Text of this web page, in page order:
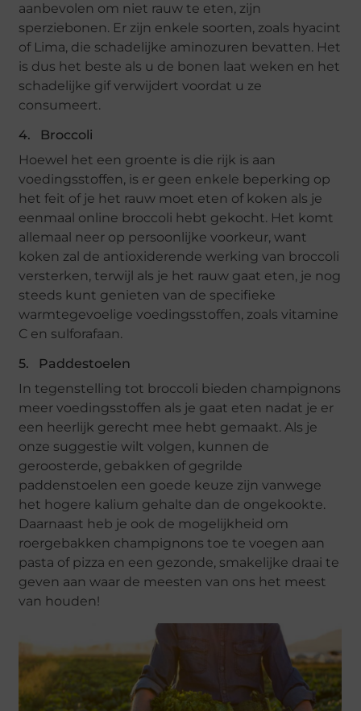
aanbevolen om niet rauw te eten, zijn
sperziebonen. Er zijn enkele soorten, zoals hyacint
of Lima, die schadelijke aminozuren bevatten. Het
is dus het beste als u de bonen laat weken en het
schadelijke gif verwijdert voordat u ze
consumeert.
4. Broccoli
Hoewel het een groente is die rijk is aan
voedingsstoffen, is er geen enkele beperking op
het feit of je het rauw moet eten of koken als je
eenmaal online broccoli hebt gekocht. Het komt
allemaal neer op persoonlijke voorkeur, want
koken zal de antioxiderende werking van broccoli
versterken, terwijl als je het rauw gaat eten, je nog
steeds kunt genieten van de specifieke
warmtegevoelige voedingsstoffen, zoals vitamine
C en sulforafaan.
5. Paddestoelen
In tegenstelling tot broccoli bieden champignons
meer voedingsstoffen als je gaat eten nadat je er
een heerlijk gerecht mee hebt gemaakt. Als je
onze suggestie wilt volgen, kunnen de
geroosterde, gebakken of gegrilde
paddenstoelen een goede keuze zijn vanwege
het hogere kalium gehalte dan de ongekookte.
Daarnaast heb je ook de mogelijkheid om
roergebakken champignons toe te voegen aan
pasta of pizza en een gezonde, smakelijke draai te
geven aan waar de meesten van ons het meest
van houden!